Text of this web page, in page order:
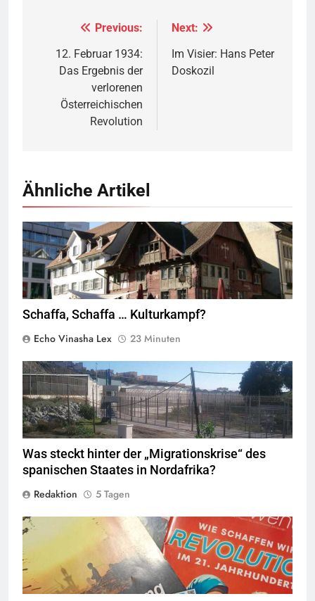
Beitragsnavigation
Previous:
12. Februar 1934:
Das Ergebnis der
verlorenen
Österreichischen
Revolution
Next:
Im Visier: Hans Peter
Doskozil
Ähnliche Artikel
Rotes Haus, Dornbirn;CC BY-SA 2.5Böhringer Friedrich @
Wikimedia Commons
Schaffa, Schaffa … Kulturkampf?
Echo Vinasha Lex
23 Minuten
Valla de la Frontera zwischen Ceuta und Marokko.Quelle©
Xemenendura, CA-
BY-SA-3.0
Was steckt hinter der „Migrationskrise“ des
spanischen Staates in Nordafrika?
Redaktion
5 Tagen
© linkswende.org CC-BY-SA-1.0